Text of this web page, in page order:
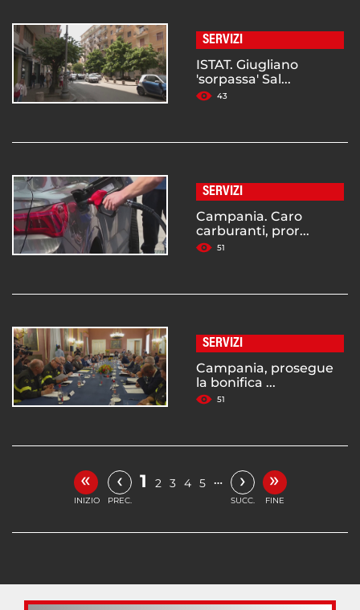
SERVIZI
ISTAT. Giugliano
'sorpassa' Sal...
43
SERVIZI
Campania. Caro
carburanti, pror...
51
SERVIZI
Campania, prosegue
la bonifica ...
51
«
INIZIO
‹
PREC.
1 2 3 4 5 … ›
SUCC.
»
FINE